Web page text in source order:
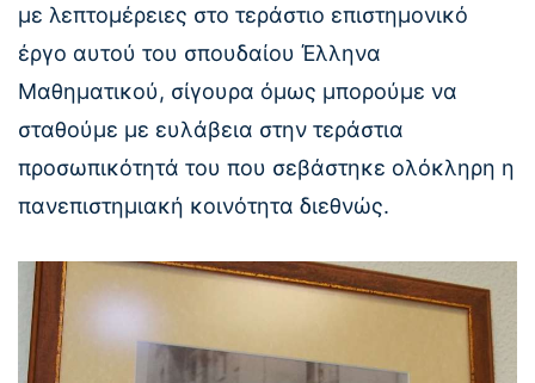
με λεπτομέρειες στο τεράστιο επιστημονικό
έργο αυτού του σπουδαίου Έλληνα
Μαθηματικού, σίγουρα όμως μπορούμε να
σταθούμε με ευλάβεια στην τεράστια
προσωπικότητά του που σεβάστηκε ολόκληρη η
πανεπιστημιακή κοινότητα διεθνώς.